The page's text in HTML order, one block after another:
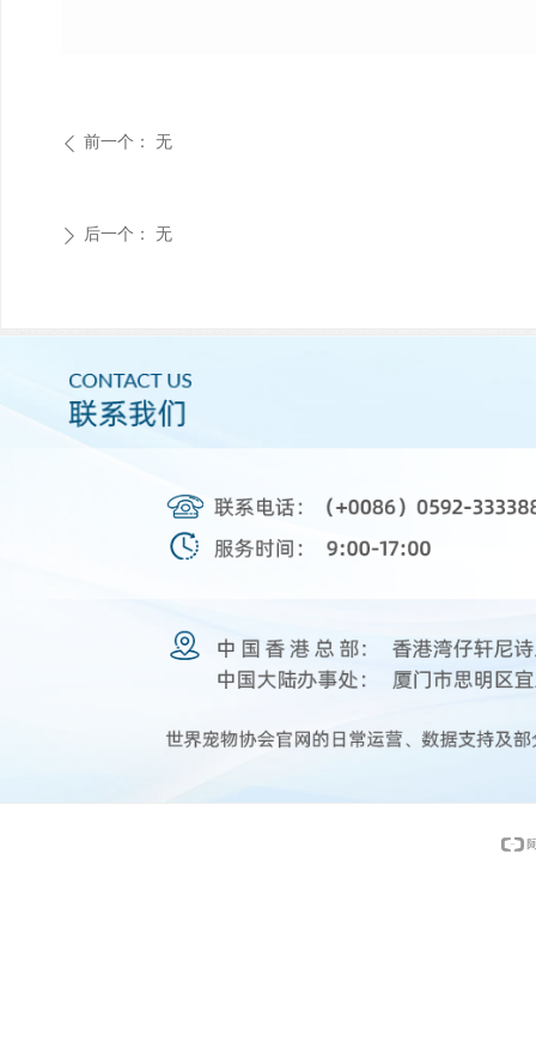
ꄴ 前一个： 无
ꄲ 后一个： 无